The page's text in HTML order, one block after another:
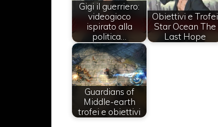
Gigi il guerriero:
videogioco
ispirato alla
politica…
Obiettivi e Trofei
Star Ocean The
Last Hope
Guardians of
Middle-earth
trofei e obiettivi